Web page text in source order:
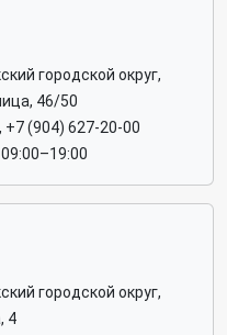
городской округ,
46/50
+7 (904) 627-20-00
городской округ,
4